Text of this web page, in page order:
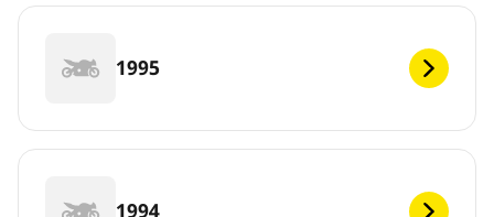
1995
1994